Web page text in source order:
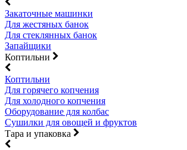
Закаточные машинки
Для жестяных банок
Для стеклянных банок
Запайщики
Коптильни
Коптильни
Для горячего копчения
Для холодного копчения
Оборудование для колбас
Сушилки для овощей и фруктов
Тара и упаковка